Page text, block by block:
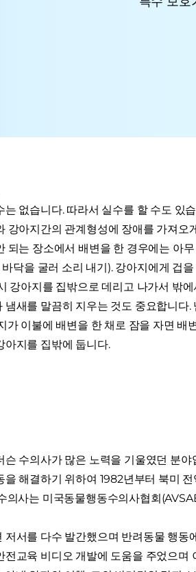
는 없습니다. 따라서 실수를 할 수도 있
강아지간의 관계형성에 장애를 가져
되는 장소에서 배변을 한 경우에는 아
닥을 굴러 소리 내기). 강아지에게 겁
강아지를 집밖으로 데리고 나가서 밖
냄새를 말끔히 지우는 것도 중요합니
가 이불에 배변을 한 채로 잠을 자면
아지를 집밖에 둡니다.
슨 수의사가 많은 노력을 기울였던 분
을 해결하기 위하여 1982년부터 북미
의사는 미국동물행동수의사협회
저서를 다수 발간했으며 반려동물 행
전교육 비디오 개발에 도움을 주었으